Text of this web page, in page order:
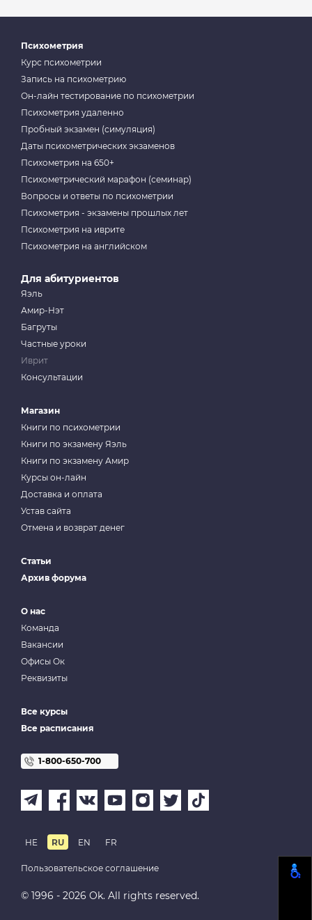
Психометрия
Курс психометрии
Запись на психометрию
Он-лайн тестирование по психометрии
Психометрия удаленно
Пробный экзамен (симуляция)
Даты психометрических экзаменов
Психометрия на 650+
Психометрический марафон (семинар)
Вопросы и ответы по психометрии
Психометрия - экзамены прошлых лет
Психометрия на иврите
Психометрия на английском
Для абитуриентов
Яэль
Амир-Нэт
Багруты
Частные уроки
Иврит
Консультации
Магазин
Книги по психометрии
Книги по экзамену Яэль
Книги по экзамену Амир
Курсы он-лайн
Доставка и оплата
Устав сайта
Отмена и возврат денег
Статьи
Архив форума
О нас
Команда
Вакансии
Офисы Ок
Реквизиты
Все курсы
Все расписания
1-800-650-700
© 1996 - 2026 Ok. All rights reserved.
Пользовательское соглашение
HE RU EN FR